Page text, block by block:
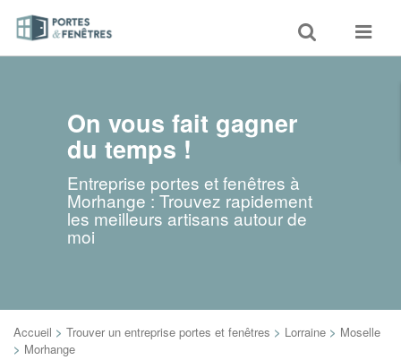
Toggle
search
Toggle
On vous fait gagner
du temps !
Entreprise portes et fenêtres à
Morhange : Trouvez rapidement
les meilleurs artisans autour de
moi
Accueil > Trouver un entreprise portes et fenêtres > Lorraine > Moselle
> Morhange